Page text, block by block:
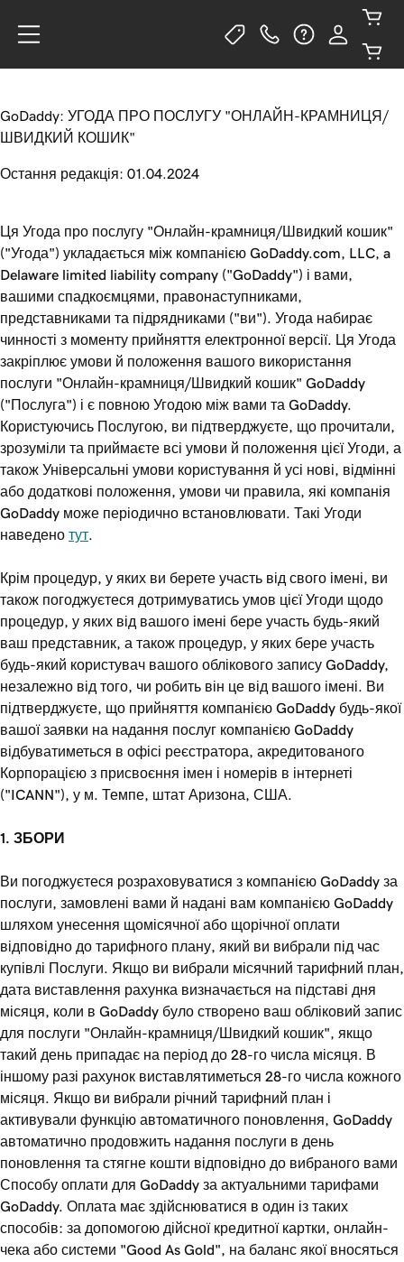
GoDaddy: УГОДА ПРО ПОСЛУГУ "ОНЛАЙН-КРАМНИЦЯ/
ШВИДКИЙ КОШИК"
Остання редакція: 01.04.2024
Ця Угода про послугу "Онлайн-крамниця/Швидкий кошик"
("Угода") укладається між компанією GoDaddy.com, LLC, a
Delaware limited liability company ("GoDaddy") і вами,
вашими спадкоємцями, правонаступниками,
представниками та підрядниками ("ви"). Угода набирає
чинності з моменту прийняття електронної версії. Ця Угода
закріплює умови й положення вашого використання
послуги "Онлайн-крамниця/Швидкий кошик" GoDaddy
("Послуга") і є повною Угодою між вами та GoDaddy.
Користуючись Послугою, ви підтверджуєте, що прочитали,
зрозуміли та приймаєте всі умови й положення цієї Угоди, а
також Універсальні умови користування й усі нові, відмінні
або додаткові положення, умови чи правила, які компанія
GoDaddy може періодично встановлювати. Такі Угоди
наведено тут
Крім процедур, у яких ви берете участь від свого імені, ви
також погоджуєтеся дотримуватись умов цієї Угоди щодо
процедур, у яких від вашого імені бере участь будь-який
ваш представник, а також процедур, у яких бере участь
будь-який користувач вашого облікового запису GoDaddy,
незалежно від того, чи робить він це від вашого імені. Ви
підтверджуєте, що прийняття компанією GoDaddy будь-якої
вашої заявки на надання послуг компанією GoDaddy
відбуватиметься в офісі реєстратора, акредитованого
Корпорацією з присвоєння імен і номерів в інтернеті
("ICANN"), у м. Темпе, штат Аризона, США.
1. ЗБОРИ
Ви погоджуєтеся розраховуватися з компанією GoDaddy за
послуги, замовлені вами й надані вам компанією GoDaddy
шляхом унесення щомісячної або щорічної оплати
відповідно до тарифного плану, який ви вибрали під час
купівлі Послуги. Якщо ви вибрали місячний тарифний план,
дата виставлення рахунка визначається на підставі дня
місяця, коли в GoDaddy було створено ваш обліковий запис
для послуги "Онлайн-крамниця/Швидкий кошик", якщо
такий день припадає на період до 28-го числа місяця. В
іншому разі рахунок виставлятиметься 28-го числа кожного
місяця. Якщо ви вибрали річний тарифний план і
активували функцію автоматичного поновлення, GoDaddy
автоматично продовжить надання послуги в день
поновлення та стягне кошти відповідно до вибраного вами
Способу оплати для GoDaddy за актуальними тарифами
GoDaddy. Оплата має здійснюватися в один із таких
способів: за допомогою дійсної кредитної картки, онлайн-
чека або системи "Good As Gold", на баланс якої вносяться